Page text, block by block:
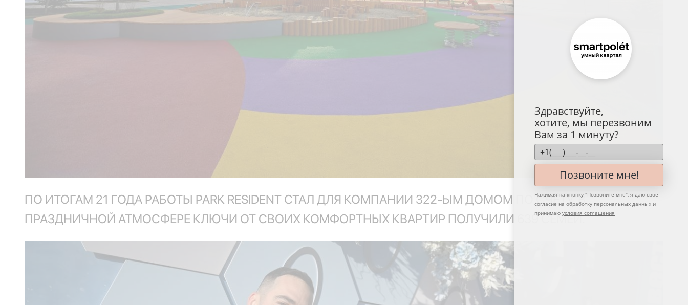
ПО ИТОГАМ 21 ГОДА РАБОТЫ PARK RESIDENT СТАЛ ДЛЯ КОМПАНИИ 322-ЫМ ДОМОМ ПО СЧЁТУ. В
ПРАЗДНИЧНОЙ АТМОСФЕРЕ КЛЮЧИ ОТ СВОИХ КОМФОРТНЫХ КВАРТИР ПОЛУЧИЛИ 639 СЕМЕЙ.
Здравствуйте,
хотите, мы перезвоним
Вам за 1 минуту?
Позвоните мне!
Нажимая на кнопку "Позвоните мне", я даю свое
согласие на обработку персональных данных и
принимаю условия соглашения